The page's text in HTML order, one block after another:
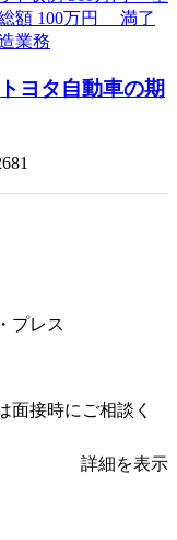
ヨタ自動車の期
プレス
接時にご相談く
詳細を表示